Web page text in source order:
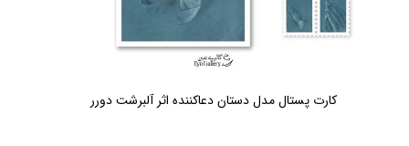
کارت پستال مدل دستان دعاکننده اثر آلبرشت دورر